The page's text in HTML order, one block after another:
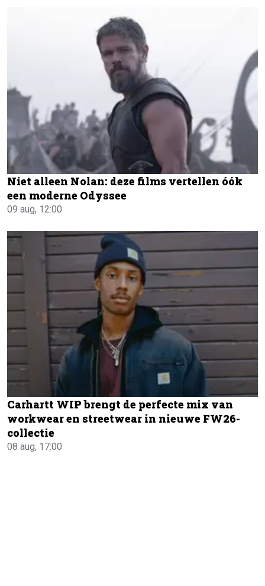
Niet alleen Nolan: deze films vertellen óók
een moderne Odyssee
09 aug, 12:00
Carhartt WIP brengt de perfecte mix van
workwear en streetwear in nieuwe FW26-
collectie
08 aug, 17:00